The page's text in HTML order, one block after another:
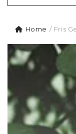
Home / Fris